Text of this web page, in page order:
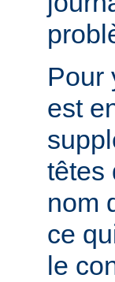
Pour
est
têtes
nom
ce
le